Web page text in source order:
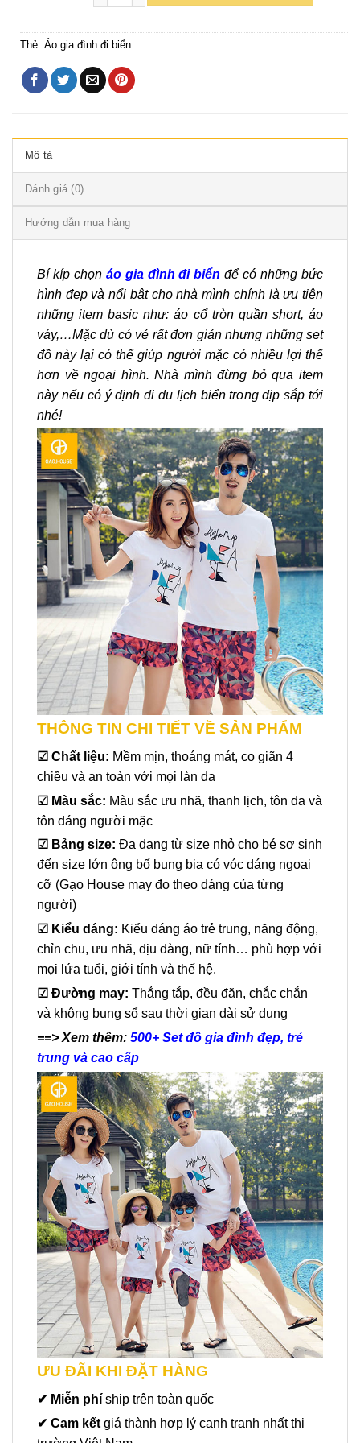
Thẻ: Áo gia đình đi biển
Mô tả
Đánh giá (0)
Hướng dẫn mua hàng
Bí kíp chọn áo gia đình đi biển để có những bức
hình đẹp và nổi bật cho nhà mình chính là ưu tiên
những item basic như: áo cổ tròn quần short, áo
váy,…Mặc dù có vẻ rất đơn giản nhưng những set
đồ này lại có thể giúp người mặc có nhiều lợi thế
hơn về ngoại hình. Nhà mình đừng bỏ qua item
này nếu có ý định đi du lịch biển trong dịp sắp tới
nhé!
THÔNG TIN CHI TIẾT VỀ SẢN PHẨM
☑ Chất liệu: Mềm mịn, thoáng mát, co giãn 4
chiều và an toàn với mọi làn da
☑ Màu sắc: Màu sắc ưu nhã, thanh lịch, tôn da và
tôn dáng người mặc
☑ Bảng size: Đa dạng từ size nhỏ cho bé sơ sinh
đến size lớn ông bố bụng bia có vóc dáng ngoại
cỡ (Gạo House may đo theo dáng của từng
người)
☑ Kiểu dáng: Kiểu dáng áo trẻ trung, năng động,
chỉn chu, ưu nhã, dịu dàng, nữ tính… phù hợp với
mọi lứa tuổi, giới tính và thế hệ.
☑ Đường may: Thẳng tắp, đều đặn, chắc chắn
và không bung sổ sau thời gian dài sử dụng
==> Xem thêm: 500+ Set đồ gia đình đẹp, trẻ
trung và cao cấp
ƯU ĐÃI KHI ĐẶT HÀNG
✔ Miễn phí ship trên toàn quốc
✔ Cam kết giá thành hợp lý cạnh tranh nhất thị